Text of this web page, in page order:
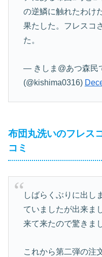
の逆鱗に触れたわけ
果たした。フレスコ
た。
— きしま@あつ森民
(@kishima0316)
布団丸洗いのフレス
コミ
しばらくぶりに出し
ていましたが出来ま
来て来たので驚きま
これから第二弾の注